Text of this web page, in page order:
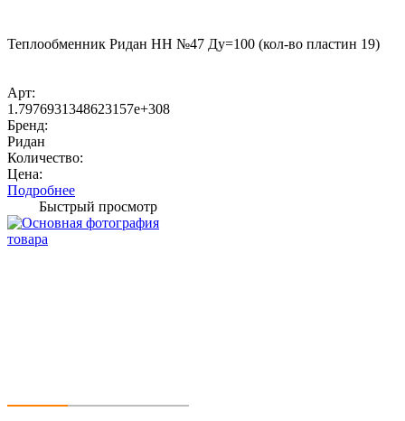
Теплообменник Ридан НН №47 Ду=100 (кол-во пластин 19)
Арт:
1.7976931348623157e+308
Бренд:
Ридан
Количество:
Цена:
Подробнее
Быстрый просмотр